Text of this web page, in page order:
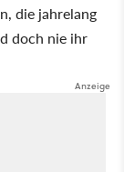
die jahrelang
doch nie ihr